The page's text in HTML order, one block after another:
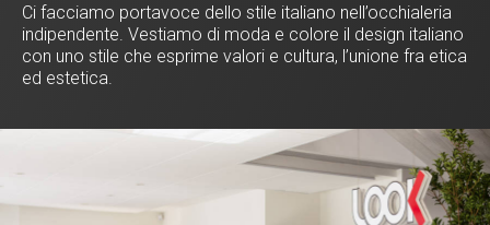
Ci facciamo portavoce dello stile italiano nell’occhialeria
indipendente. Vestiamo di moda e colore il design italiano
con uno stile che esprime valori e cultura, l’unione fra etica
ed estetica.